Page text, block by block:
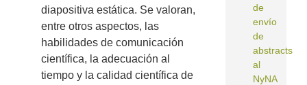
diapositiva estática. Se valoran,
entre otros aspectos, las
habilidades de comunicación
científica, la adecuación al
tiempo y la calidad científica de
de
envío
de
abstracts
al
NyNA